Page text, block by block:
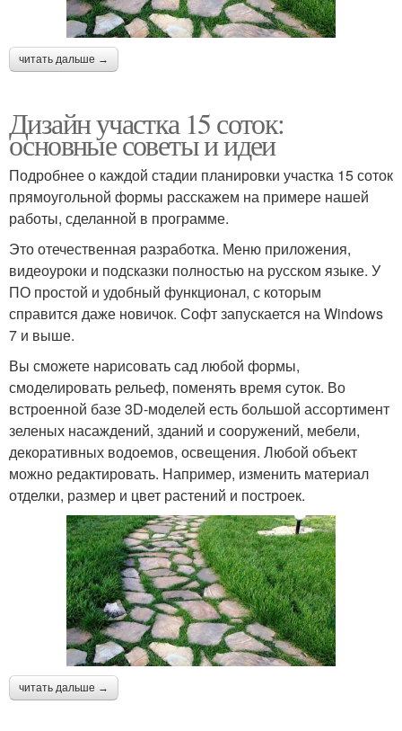
читать дальше →
Дизайн участка 15 соток:
основные советы и идеи
Подробнее о каждой стадии планировки участка 15 соток
прямоугольной формы расскажем на примере нашей
работы, сделанной в программе.
Это отечественная разработка. Меню приложения,
видеоуроки и подсказки полностью на русском языке. У
ПО простой и удобный функционал, с которым
справится даже новичок. Софт запускается на Windows
7 и выше.
Вы сможете нарисовать сад любой формы,
смоделировать рельеф, поменять время суток. Во
встроенной базе 3D-моделей есть большой ассортимент
зеленых насаждений, зданий и сооружений, мебели,
декоративных водоемов, освещения. Любой объект
можно редактировать. Например, изменить материал
отделки, размер и цвет растений и построек.
читать дальше →